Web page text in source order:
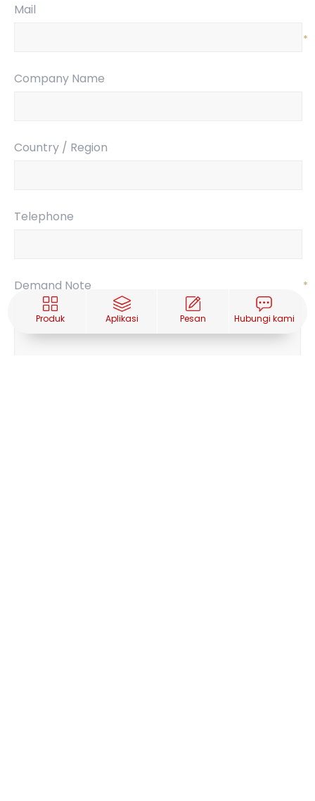
Mail
*
Company Name
Country / Region
Telephone
Demand Note *
Produk Aplikasi Pesan Hubungi kami